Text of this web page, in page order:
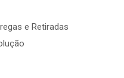
e Retiradas